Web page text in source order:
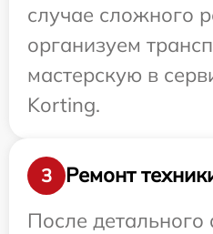
случае сложного
организуем
мастерскую в
Korting.
3
Ремонт
После